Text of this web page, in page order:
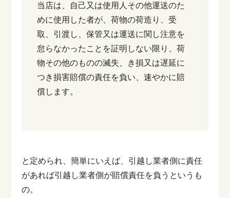
当店は、自己又は使用人その他運送のた
めに使用した者が、荷物の荷造り、受
取、引渡し、保管又は運送に関し注意を
怠らなかったことを証明しない限り、荷
物その他のものの滅失、き損又は遅延に
つき損害賠償の責任を負い、速やかに賠
償します。
と定められ、簡単にいえば、引越し業者側に責任
があれば引越し業者側が賠償責任を負うというも
の。